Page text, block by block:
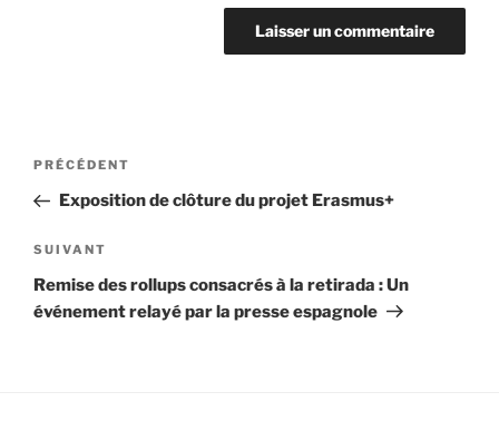
Navigation
l’article
Article
précédent
PRÉCÉDENT
Exposition de clôture du projet Erasmus+
Article
suivant
SUIVANT
Remise des rollups consacrés à la retirada : Un
événement relayé par la presse espagnole